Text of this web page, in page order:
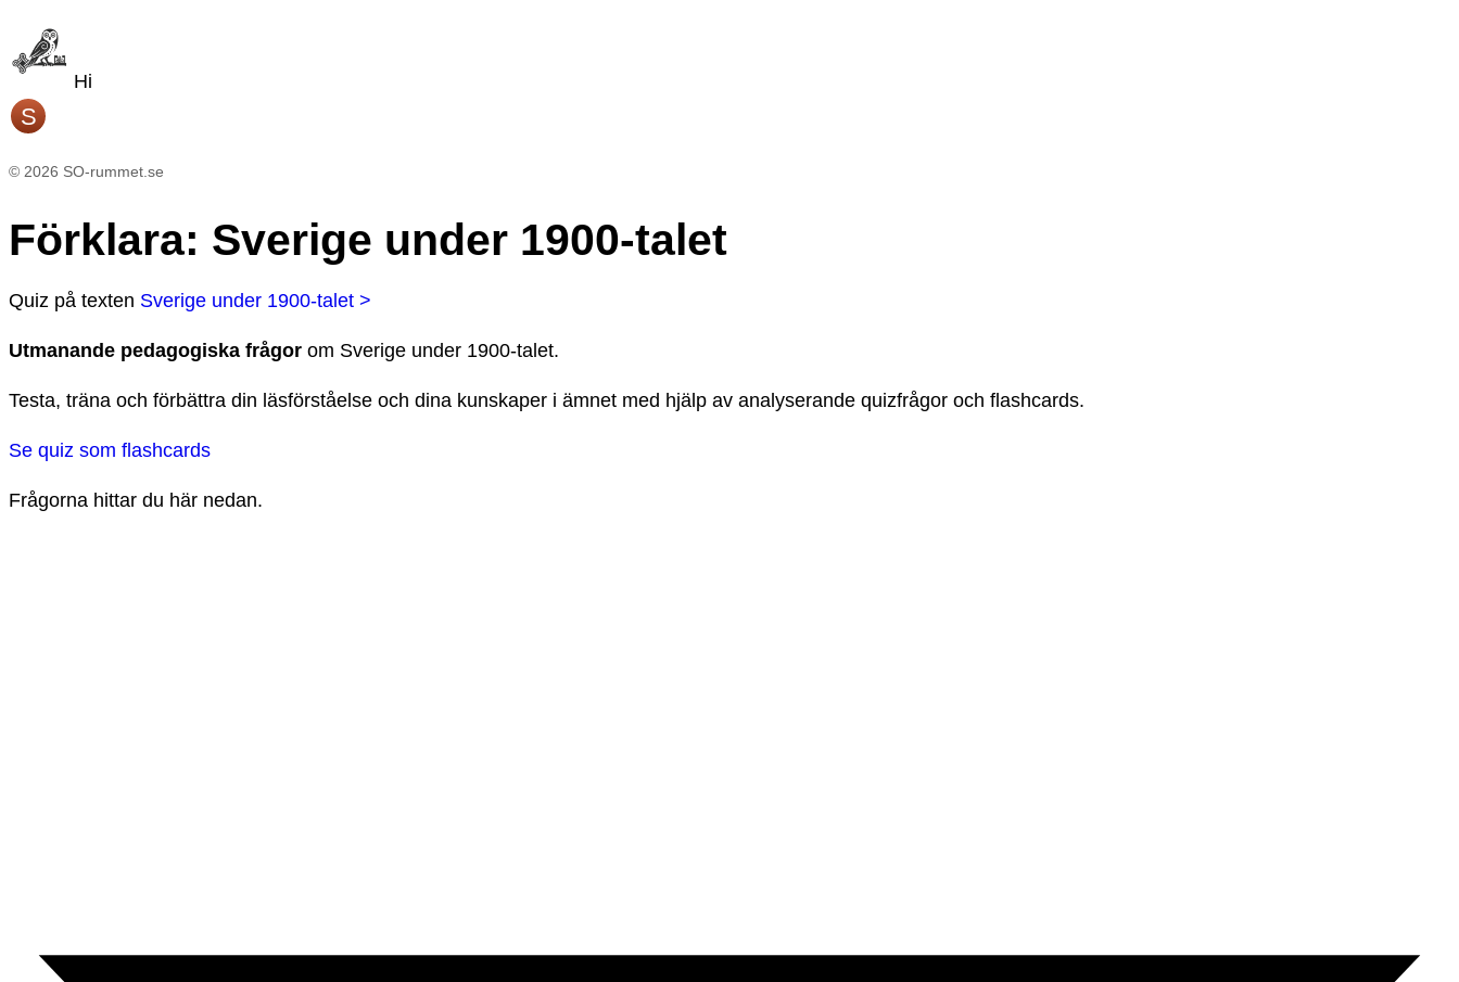
Hi
S
© 2026 SO-rummet.se
Förklara: Sverige under 1900-talet
Quiz på texten Sverige under 1900-talet >
Utmanande pedagogiska frågor om Sverige under 1900-talet.
Testa, träna och förbättra din läsförståelse och dina kunskaper i ämnet med hjälp av analyserande quizfrågor och flashcards.
Se quiz som flashcards
Frågorna hittar du här nedan.